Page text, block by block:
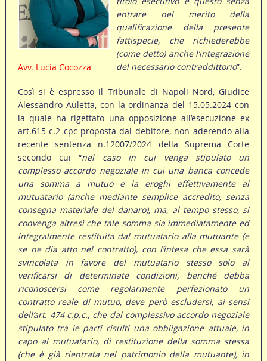
Avv. Lucia Cocozza
entrare nel merito della
qualificazione della presente
fattispecie, che richiederebbe
(come detto) anche l’integrazione
del necessario contraddittorio”.
Così si è espresso il Tribunale di Napoli Nord, Giudice
Alessandro Auletta, con la ordinanza del 15.05.2024 con
la quale ha rigettato una opposizione all’esecuzione ex
art.615 c.2 cpc proposta dal debitore, non aderendo alla
recente sentenza n.12007/2024 della Suprema Corte
secondo cui “nel caso in cui venga stipulato un
complesso accordo negoziale in cui una banca concede
una somma a mutuo e la eroghi effettivamente al
mutuatario (anche mediante semplice accredito, senza
consegna materiale del danaro), ma, al tempo stesso, si
convenga altresì che tale somma sia immediatamente ed
integralmente restituita dal mutuatario alla mutuante (e
se ne dia atto nel contratto), con l’intesa che essa sarà
svincolata in favore del mutuatario stesso solo al
verificarsi di determinate condizioni, benché debba
riconoscersi come regolarmente perfezionato un
contratto reale di mutuo, deve però escludersi, ai sensi
dell’art. 474 c.p.c., che dal complessivo accordo negoziale
stipulato tra le parti risulti una obbligazione attuale, in
capo al mutuatario, di restituzione della somma stessa
(che è già rientrata nel patrimonio della mutuante), in